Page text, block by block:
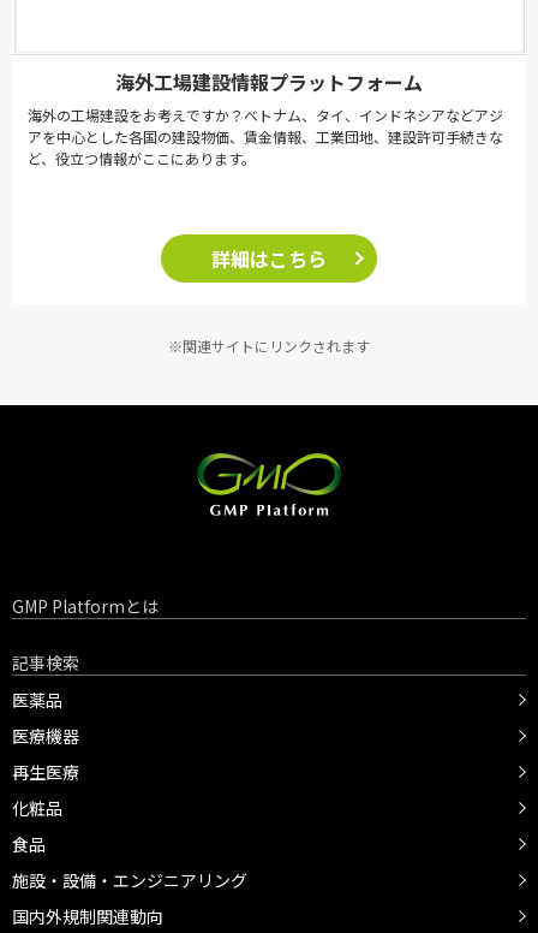
海外工場建設情報プラットフォーム
海外の工場建設をお考えですか？ベトナム、タイ、インドネシアなどアジ
アを中心とした各国の建設物価、賃金情報、工業団地、建設許可手続きな
ど、役立つ情報がここにあります。
詳細はこちら
※関連サイトにリンクされます
GMP Platformとは
記事検索
医薬品
医療機器
再生医療
化粧品
食品
施設・設備・エンジニアリング
国内外規制関連動向